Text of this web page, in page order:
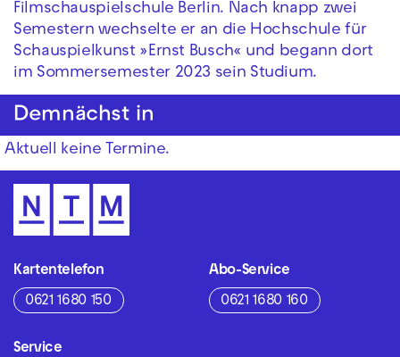
Filmschauspielschule Berlin. Nach knapp zwei
Semestern wechselte er an die Hochschule für
Schauspielkunst »Ernst Busch« und begann dort
im Sommersemester 2023 sein Studium.
Demnächst in
Aktuell keine Termine.
Kartentelefon
0621 1680 150
Abo-Service
0621 1680 160
Service